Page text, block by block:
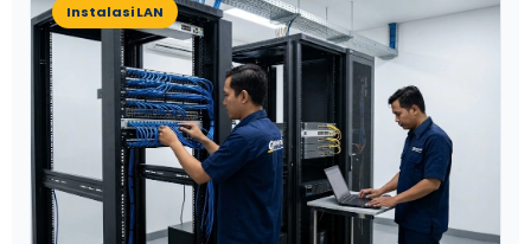
Instalasi LAN